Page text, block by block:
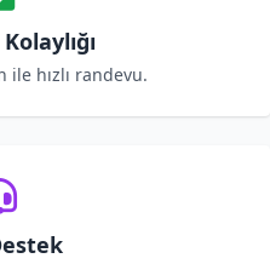
ile hızlı randevu.